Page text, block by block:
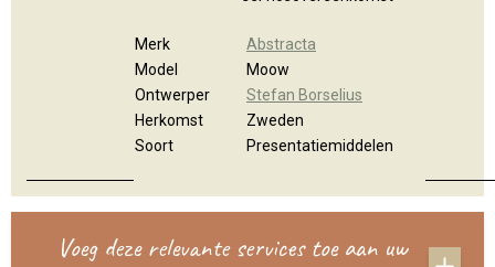
Merk
Abstracta
Model
Moow
Ontwerper
Stefan Borselius
Herkomst
Zweden
Soort
Presentatiemiddelen
Voeg deze relevante services toe aan uw